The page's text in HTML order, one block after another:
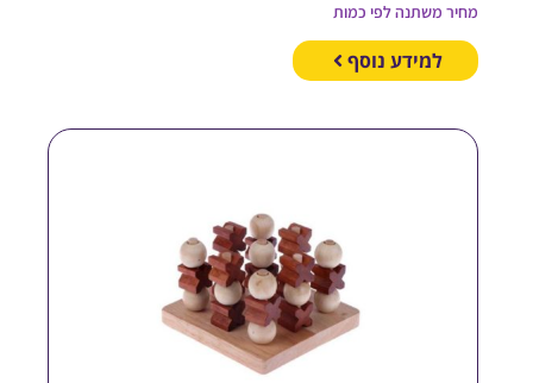
משתנה לפי כמות
למידע נוסף